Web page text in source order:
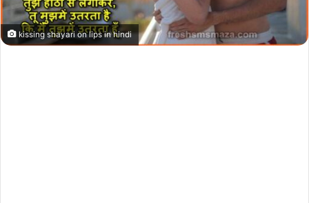
kissing shayari on lips in hindi